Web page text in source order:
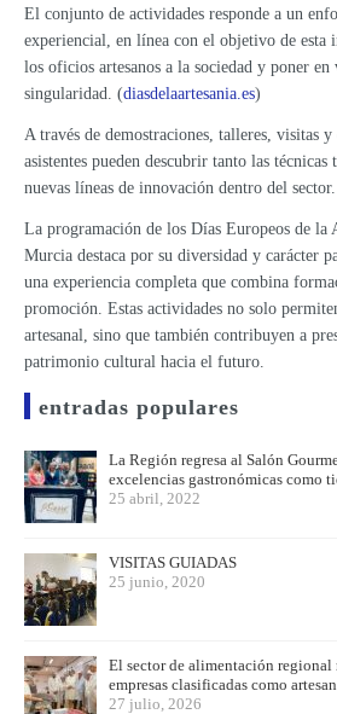
El conjunto de actividades responde a un
experiencial, en línea con el objetivo de esta
los oficios artesanos a la sociedad y poner
singularidad. (diasdelaartesania.es)
A través de demostraciones, talleres, visitas
asistentes pueden descubrir tanto las
nuevas líneas de innovación dentro del sector.
La programación de los Días Europeos de la
Murcia destaca por su diversidad y carácter
una experiencia completa que combina
promoción. Estas actividades no solo
artesanal, sino que también contribuyen a
patrimonio cultural hacia el futuro.
entradas populares
La Región regresa al Salón
excelencias gastronómicas como
25 abril, 2022
VISITAS GUIADAS
25 junio, 2020
El sector de alimentación regional
empresas clasificadas como
27 julio, 2026